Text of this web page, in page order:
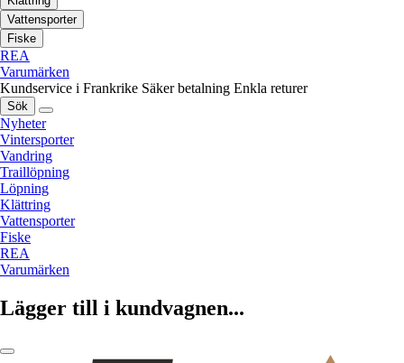
Vattensporter
Fiske
REA
Varumärken
Kundservice i Frankrike Säker betalning Enkla returer
Sök
Nyheter
Vintersporter
Vandring
Traillöpning
Löpning
Klättring
Vattensporter
Fiske
REA
Varumärken
Lägger till i kundvagnen...